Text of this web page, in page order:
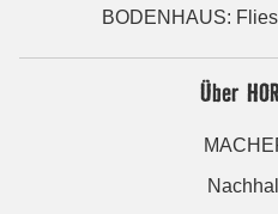
BODENHAUS:
Über